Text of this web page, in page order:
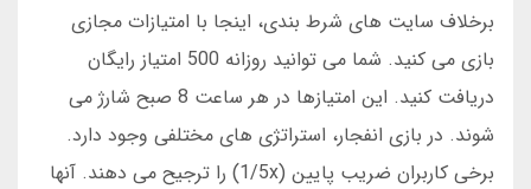
برخلاف سایت های شرط بندی، اینجا با امتیازات مجازی
بازی می کنید. شما می توانید روزانه 500 امتیاز رایگان
دریافت کنید. این امتیازها در هر ساعت 8 صبح شارژ می
شوند. در بازی انفجار، استراتژی های مختلفی وجود دارد.
برخی کاربران ضریب پایین (1/5x) را ترجیح می دهند. آنها